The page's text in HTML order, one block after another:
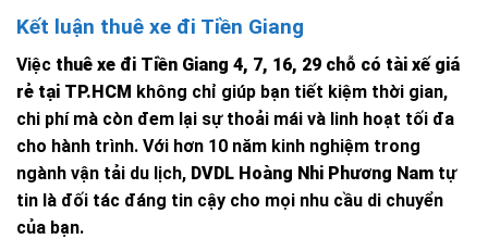
Kết luận thuê xe đi Tiền Giang
Việc thuê xe đi Tiền Giang 4, 7, 16, 29 chỗ có tài xế giá
rẻ tại TP.HCM không chỉ giúp bạn tiết kiệm thời gian,
chi phí mà còn đem lại sự thoải mái và linh hoạt tối đa
cho hành trình. Với hơn 10 năm kinh nghiệm trong
ngành vận tải du lịch, DVDL Hoàng Nhi Phương Nam tự
tin là đối tác đáng tin cậy cho mọi nhu cầu di chuyển
của bạn.